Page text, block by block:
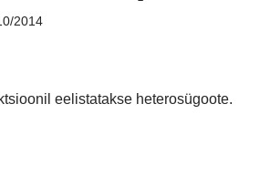
2014
eelistatakse heterosügoote.